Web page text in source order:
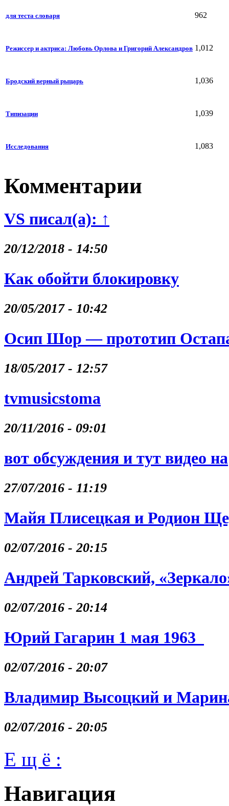
для теста словаря 962
Режиссер и актриса: Любовь Орлова и Григорий Александров 1,012
Бродский верный рыцарь 1,036
Типизации 1,039
Исследования 1,083
Комментарии
VS писал(а): ↑
20/12/2018 - 14:50
Как обойти блокировку
20/05/2017 - 10:42
Осип Шор — прототип
18/05/2017 - 12:57
tvmusicstoma
20/11/2016 - 09:01
вот обсуждения и тут видео на
27/07/2016 - 11:19
Майя Плисецкая и Родион
02/07/2016 - 20:15
Андрей Тарковский,
02/07/2016 - 20:14
Юрий Гагарин 1 мая 1963
02/07/2016 - 20:07
Владимир Высоцкий и
02/07/2016 - 20:05
Е щ ё :
Навигация